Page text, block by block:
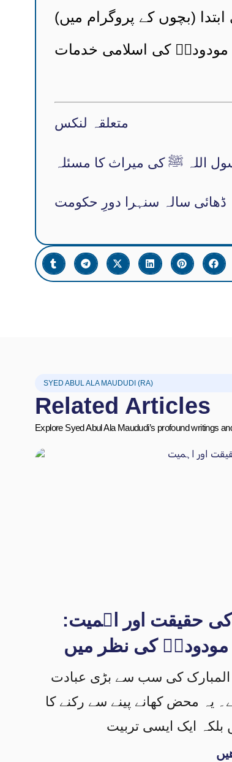
ابتدا (بچوں کے پروگرام میں)
متعلقہ لنکس
اللہ ﷺ کی میراث کا مسئلہ
ڈھائی سالہ سنہرا دورِ حکومت
SYED ABUL ALA MAUDUDI (RA)
Related Articles
Explore Syed Abul Ala Maududi’s profound writings
حقیقت اور اہمیت:
مودودیؒ کی نظر میں
کی سب سے بڑی عبادت
یہ محض کھانے پینے سے رکنے کا
بلکہ ایک ایسی تربیت